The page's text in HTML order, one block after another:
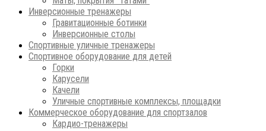
Инверсионные тренажеры
Гравитационные ботинки
Инверсионные столы
Спортивные уличные тренажеры
Спортивное оборудование для детей
Горки
Карусели
Качели
Уличные спортивные комплексы, площадки
Коммерческое оборудование для спортзалов
Кардио-тренажеры